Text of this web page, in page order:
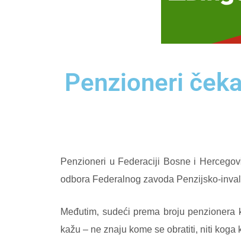
Penzioneri
Penzioneri u Federaciji Bosne i
odbora Federalnog zavoda Penzijsko-
Međutim, sudeći prema broju
kažu – ne znaju kome se obratiti, niti